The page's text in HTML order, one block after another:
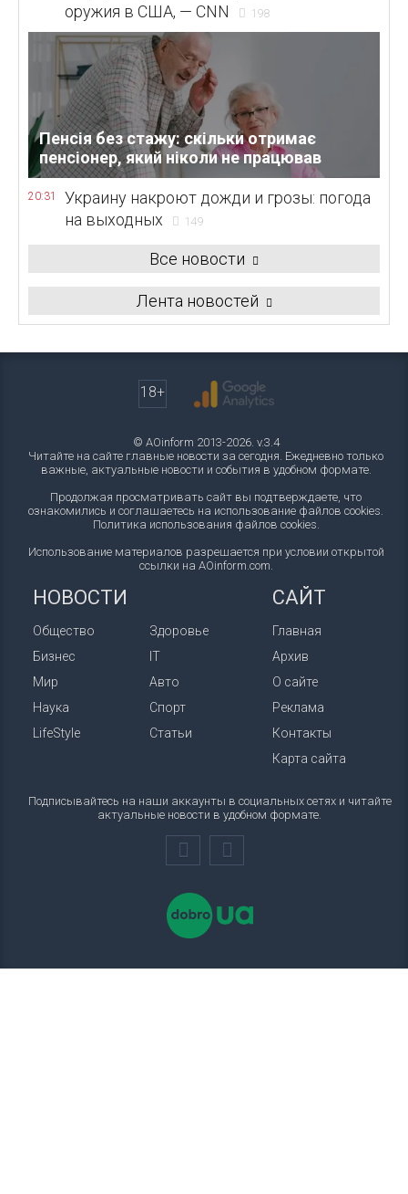
оружия в США, — CNN
198
Пенсія без стажу: скільки отримає
пенсіонер, який ніколи не працював
20:31
Украину накроют дожди и грозы: погода
на выходных
149
Все новости
Лента новостей
18+
© AOinform 2013-2026. v.3.4
Читайте на сайте главные новости за сегодня. Ежедневно только
важные, актуальные новости и события в удобном формате.
Продолжая просматривать сайт вы подтверждаете, что
ознакомились и соглашаетесь на использование файлов cookies.
Политика использования файлов cookies.
Использование материалов разрешается при условии открытой
ссылки на AOinform.com.
НОВОСТИ
Общество
Бизнес
Мир
Наука
LifeStyle
Здоровье
IT
Авто
Спорт
Статьи
САЙТ
Главная
Архив
О сайте
Реклама
Контакты
Карта сайта
Подписывайтесь на наши аккаунты в социальных сетях и читайте
актуальные новости в удобном формате.